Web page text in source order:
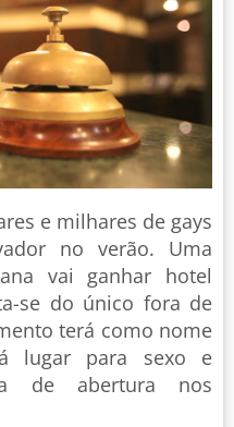
e milhares de gays
no verão. Uma
vai ganhar hotel
se do único fora de
terá como nome
lugar para sexo e
de abertura nos